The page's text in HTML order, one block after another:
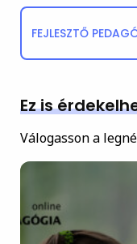
FEJLESZTŐ
Ez is
Válogasson a